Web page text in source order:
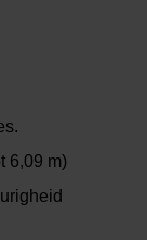
6,09 m)